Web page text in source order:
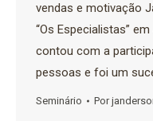
vendas e motivação
“Os Especialistas”
contou com a
pessoas e foi um
Seminário Por